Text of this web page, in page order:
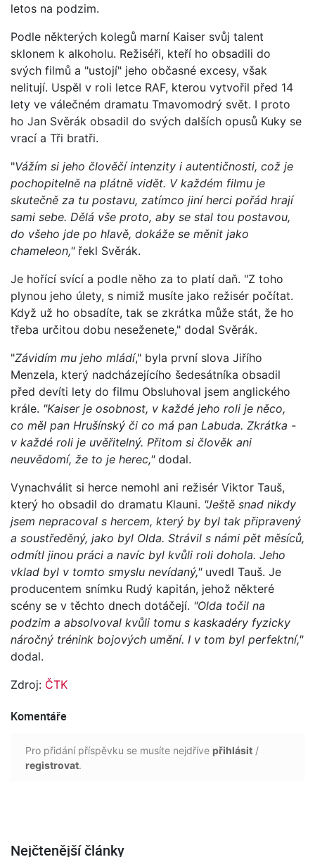
letos na podzim.
Podle některých kolegů marní Kaiser svůj talent
sklonem k alkoholu. Režiséři, kteří ho obsadili do
svých filmů a "ustojí" jeho občasné excesy, však
nelitují. Uspěl v roli letce RAF, kterou vytvořil před 14
lety ve válečném dramatu Tmavomodrý svět. I proto
ho Jan Svěrák obsadil do svých dalších opusů Kuky se
vrací a Tři bratři.
"Vážím si jeho člověčí intenzity i autentičnosti, což je
pochopitelně na plátně vidět. V každém filmu je
skutečně za tu postavu, zatímco jiní herci pořád hrají
sami sebe. Dělá vše proto, aby se stal tou postavou,
do všeho jde po hlavě, dokáže se měnit jako
chameleon,"řekl Svěrák.
Je hořící svící a podle něho za to platí daň. "Z toho
plynou jeho úlety, s nimiž musíte jako režisér počítat.
Když už ho obsadíte, tak se zkrátka může stát, že ho
třeba určitou dobu neseženete," dodal Svěrák.
"Závidím mu jeho mládí," byla první slova Jiřího
Menzela, který nadcházejícího šedesátníka obsadil
před devíti lety do filmu Obsluhoval jsem anglického
krále. "Kaiser je osobnost, v každé jeho roli je něco,
co měl pan Hrušínský či co má pan Labuda. Zkrátka -
v každé roli je uvěřitelný. Přitom si člověk ani
neuvědomí, že to je herec,"dodal.
Vynachválit si herce nemohl ani režisér Viktor Tauš,
který ho obsadil do dramatu Klauni. "Ještě snad nikdy
jsem nepracoval s hercem, který by byl tak připravený
a soustředěný, jako byl Olda. Strávil s námi pět měsíců,
odmítl jinou práci a navíc byl kvůli roli dohola. Jeho
vklad byl v tomto smyslu nevídaný,"uvedl Tauš. Je
producentem snímku Rudý kapitán, jehož některé
scény se v těchto dnech dotáčejí. "Olda točil na
podzim a absolvoval kvůli tomu s kaskadéry fyzicky
náročný trénink bojových umění. I v tom byl perfektní,"
dodal.
Zdroj: ČTK
Komentáře
Pro přidání příspěvku se musíte nejdříve přihlásit /
registrovat.
Nejčtenější články